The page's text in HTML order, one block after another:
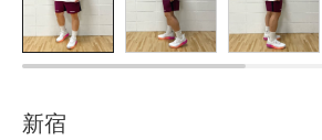
新宿